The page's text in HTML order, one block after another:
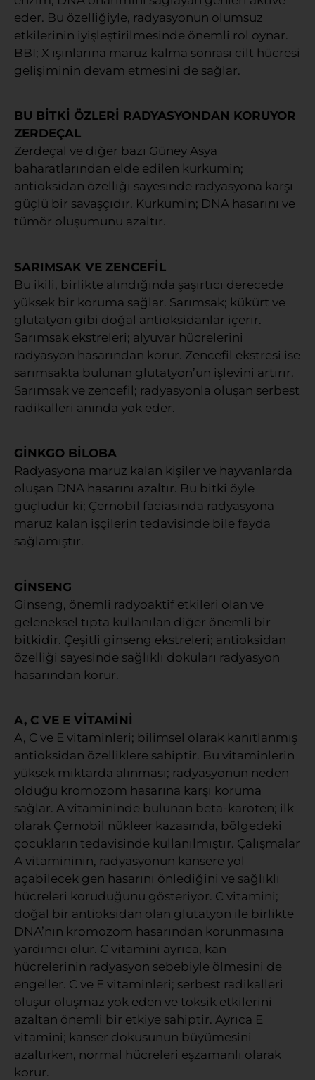
eder. Bu özelliğiyle, radyasyonun olumsuz
etkilerinin iyişleştirilmesinde önemli rol oynar.
BBI; X ışınlarına maruz kalma sonrası cilt hücresi
gelişiminin devam etmesini de sağlar.
BU BİTKİ ÖZLERİ RADYASYONDAN KORUYOR
ZERDEÇAL
Zerdeçal ve diğer bazı Güney Asya
baharatlarından elde edilen kurkumin;
antioksidan özelliği sayesinde radyasyona karşı
güçlü bir savaşçıdır. Kurkumin; DNA hasarını ve
tümör oluşumunu azaltır.
SARIMSAK VE ZENCEFİL
Bu ikili, birlikte alındığında şaşırtıcı derecede
yüksek bir koruma sağlar. Sarımsak; kükürt ve
glutatyon gibi doğal antioksidanlar içerir.
Sarımsak ekstreleri; alyuvar hücrelerini
radyasyon hasarından korur. Zencefil ekstresi ise
sarımsakta bulunan glutatyon’un işlevini artırır.
Sarımsak ve zencefil; radyasyonla oluşan serbest
radikalleri anında yok eder.
GİNKGO BİLOBA
Radyasyona maruz kalan kişiler ve hayvanlarda
oluşan DNA hasarını azaltır. Bu bitki öyle
güçlüdür ki; Çernobil faciasında radyasyona
maruz kalan işçilerin tedavisinde bile fayda
sağlamıştır.
GİNSENG
Ginseng, önemli radyoaktif etkileri olan ve
geleneksel tıpta kullanılan diğer önemli bir
bitkidir. Çeşitli ginseng ekstreleri; antioksidan
özelliği sayesinde sağlıklı dokuları radyasyon
hasarından korur.
A, C VE E VİTAMİNİ
A, C ve E vitaminleri; bilimsel olarak kanıtlanmış
antioksidan özelliklere sahiptir. Bu vitaminlerin
yüksek miktarda alınması; radyasyonun neden
olduğu kromozom hasarına karşı koruma
sağlar. A vitamininde bulunan beta-karoten; ilk
olarak Çernobil nükleer kazasında, bölgedeki
çocukların tedavisinde kullanılmıştır. Çalışmalar
A vitamininin, radyasyonun kansere yol
açabilecek gen hasarını önlediğini ve sağlıklı
hücreleri koruduğunu gösteriyor. C vitamini;
doğal bir antioksidan olan glutatyon ile birlikte
DNA’nın kromozom hasarından korunmasına
yardımcı olur. C vitamini ayrıca, kan
hücrelerinin radyasyon sebebiyle ölmesini de
engeller. C ve E vitaminleri; serbest radikalleri
oluşur oluşmaz yok eden ve toksik etkilerini
azaltan önemli bir etkiye sahiptir. Ayrıca E
vitamini; kanser dokusunun büyümesini
azaltırken, normal hücreleri eşzamanlı olarak
korur.